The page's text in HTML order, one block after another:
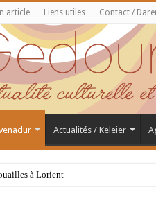
article Liens utiles Contact /
Actualités / Keleier
à Lorient